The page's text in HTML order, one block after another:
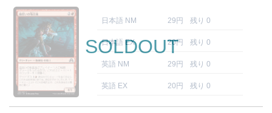
日本語 NM 29円 残り 0
日本語 EX 20円 残り 0
英語 NM 29円 残り 0
英語 EX 20円 残り 0
SOLDOUT